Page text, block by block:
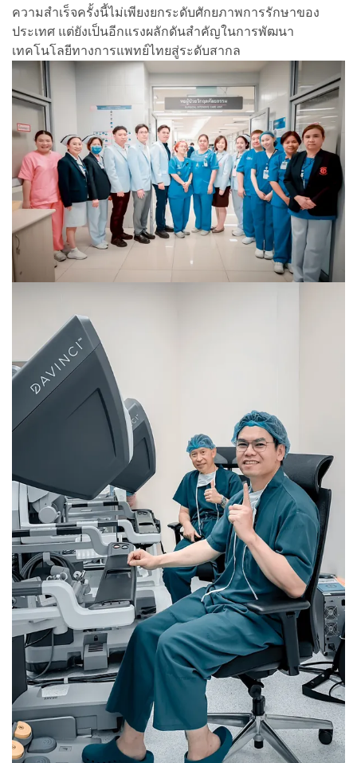
ความสำเร็จครั้งนี้ไม่เพียงยกระดับศักยภาพการรักษาของ
ประเทศ แต่ยังเป็นอีกแรงผลักดันสำคัญในการพัฒนา
เทคโนโลยีทางการแพทย์ไทยสู่ระดับสากล